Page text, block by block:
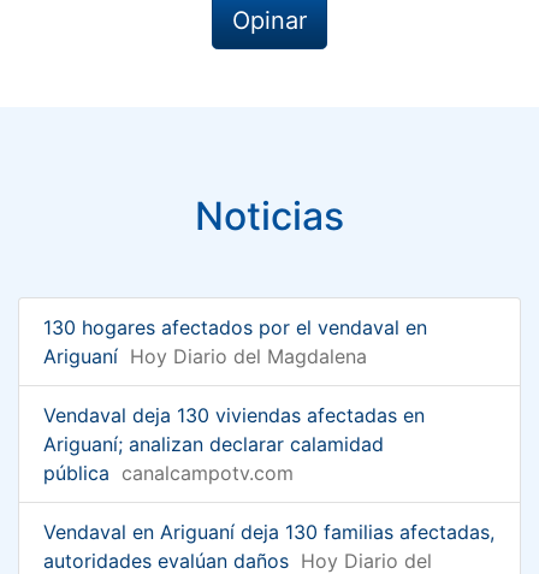
Opinar
Noticias
130 hogares afectados por el vendaval en
Ariguaní Hoy Diario del Magdalena
Vendaval deja 130 viviendas afectadas en
Ariguaní; analizan declarar calamidad
pública canalcampotv.com
Vendaval en Ariguaní deja 130 familias afectadas,
autoridades evalúan daños Hoy Diario del